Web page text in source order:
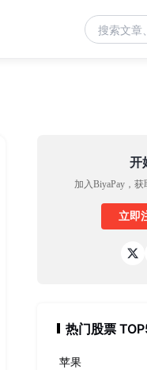
开
加入BiyaPay，
立即
热门股票
苹果